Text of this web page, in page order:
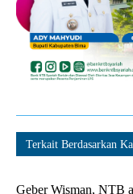
Terkait Berdasarkan
Geber Wisman, NTB